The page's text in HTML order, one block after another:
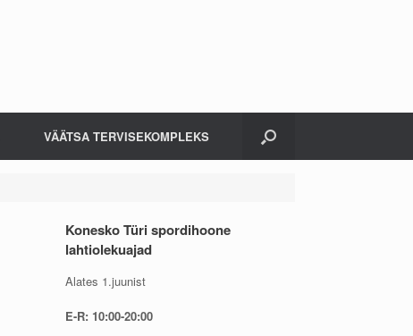
VÄÄTSA TERVISEKOMPLEKS
Konesko Türi spordihoone
lahtiolekuajad
Alates 1.juunist
E-R: 10:00-20:00